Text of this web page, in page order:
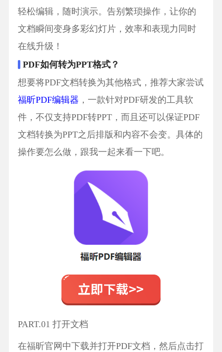
轻松编辑，随时演示。告别繁琐操作，让你的
文档瞬间变身多彩幻灯片，效率和表现力同时
在线升级！
PDF如何转为PPT格式？
想要将PDF文档转换为其他格式，推荐大家尝试
福昕PDF编辑器 ，一款针对PDF研发的工具软
件，不仅支持PDF转PPT，而且还可以保证PDF
文档转换为PPT之后排版和内容不会变。具体的
操作要怎么做，跟我一起来看一下吧。
PART.01 打开文档
在福昕官网中下载并打开PDF文档，然后点击打